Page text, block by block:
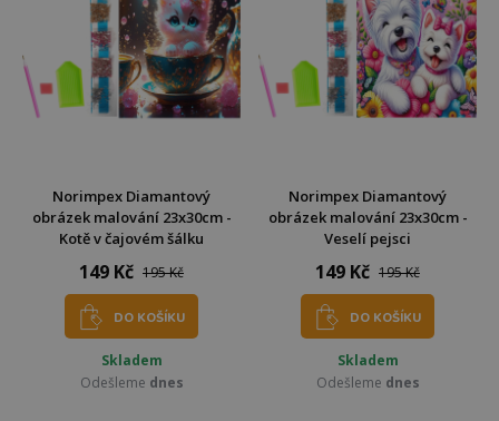
Norimpex Diamantový
obrázek malování 23x30cm -
Kotě v čajovém šálku
149 Kč 195 Kč
DO KOŠÍKU
Skladem
Odešleme dnes
Norimpex Diamantový
obrázek malování 23x30cm -
Veselí pejsci
149 Kč 195 Kč
DO KOŠÍKU
Skladem
Odešleme dnes